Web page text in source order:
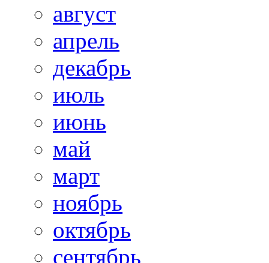
август
апрель
декабрь
июль
июнь
май
март
ноябрь
октябрь
сентябрь